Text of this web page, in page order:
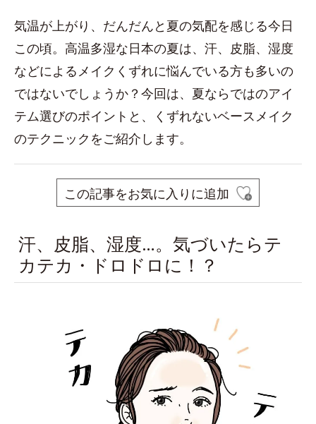
気温が上がり、だんだんと夏の気配を感じる今日
この頃。高温多湿な日本の夏は、汗、皮脂、湿度
などによるメイクくずれに悩んでいる方も多いの
ではないでしょうか？今回は、夏ならではのアイ
テム選びのポイントと、くずれないベースメイク
のテクニックをご紹介します。
この記事をお気に入りに追加
汗、皮脂、湿度…。気づいたらテ
カテカ・ドロドロに！？